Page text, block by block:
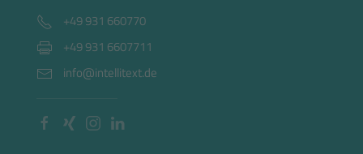
+49 931 660770
+49 931 6607711
info@intellitext.de